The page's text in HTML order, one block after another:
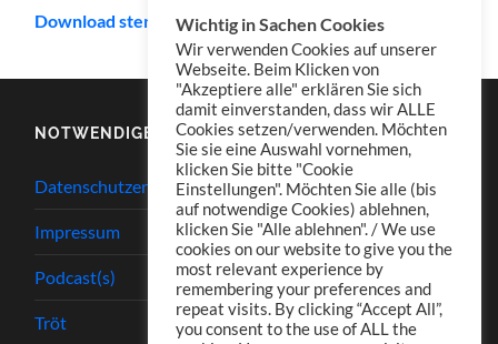
Download stereo
NOTWENDIGES
Datenschutzerklärung
Impressum
Podcast(s)
Tröt
Wichtig in Sachen Cookies
Wir verwenden Cookies auf unserer
Webseite. Beim Klicken von
"Akzeptiere alle" erklären Sie sich
damit einverstanden, dass wir ALLE
Cookies setzen/verwenden. Möchten
Sie sie eine Auswahl vornehmen,
klicken Sie bitte "Cookie
Einstellungen". Möchten Sie alle (bis
auf notwendige Cookies) ablehnen,
klicken Sie "Alle ablehnen". / We use
cookies on our website to give you the
most relevant experience by
remembering your preferences and
repeat visits. By clicking “Accept All”,
you consent to the use of ALL the